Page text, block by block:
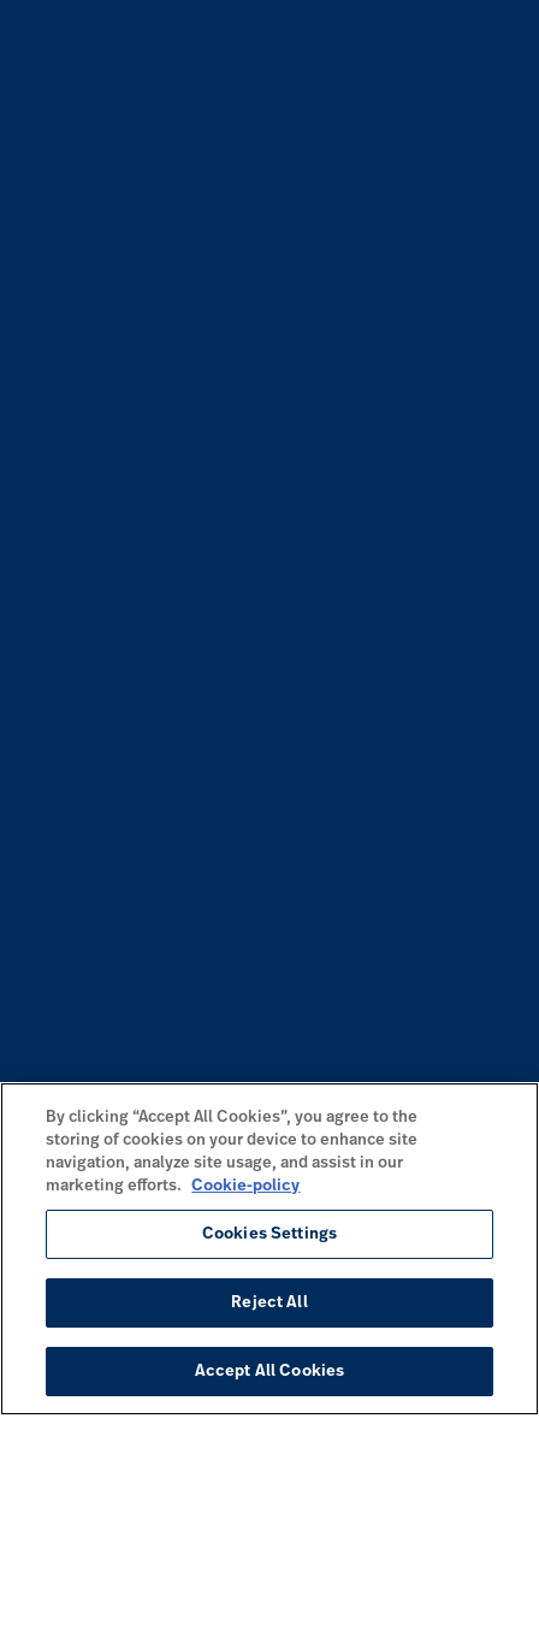
By clicking “Accept All Cookies”, you agree to the
storing of cookies on your device to enhance site
navigation, analyze site usage, and assist in our
marketing efforts.
Cookie-policy
Cookies Settings
Reject All
Accept All Cookies